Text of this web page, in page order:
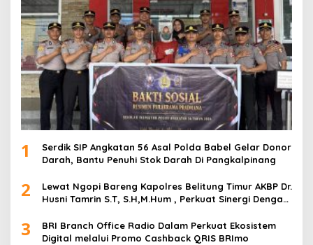
1
Serdik SIP Angkatan 56 Asal Polda Babel Gelar Donor
Darah, Bantu Penuhi Stok Darah Di Pangkalpinang
2
Lewat Ngopi Bareng Kapolres Belitung Timur AKBP Dr.
Husni Tamrin S.T, S.H,M.Hum , Perkuat Sinergi Dengan
3
BRI Branch Office Radio Dalam Perkuat Ekosistem
Digital melalui Promo Cashback QRIS BRImo